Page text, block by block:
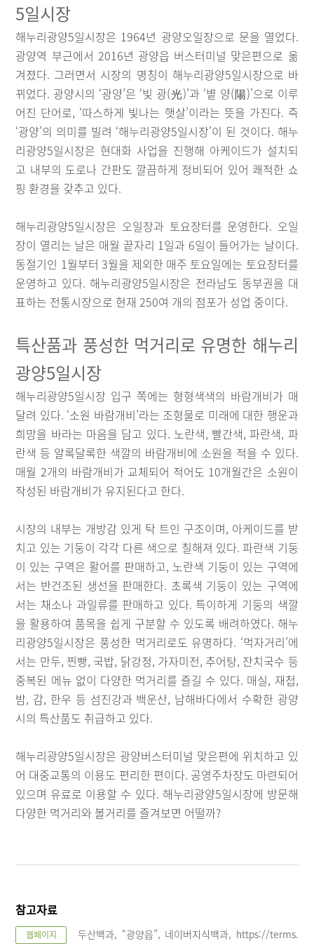
5일시장
해누리광양5일시장은 1964년 광양오일장으로 문을 열었다.
광양역 부근에서 2016년 광양읍 버스터미널 맞은편으로 옮
겨졌다. 그러면서 시장의 명칭이 해누리광양5일시장으로 바
뀌었다. 광양시의 ‘광양’은 ‘빛 광(光)’과 ‘볕 양(陽)’으로 이루
어진 단어로, ‘따스하게 빛나는 햇살’이라는 뜻을 가진다. 즉
‘광양’의 의미를 빌려 ‘해누리광양5일시장’이 된 것이다. 해누
리광양5일시장은 현대화 사업을 진행해 아케이드가 설치되
고 내부의 도로나 간판도 깔끔하게 정비되어 있어 쾌적한 쇼
핑 환경을 갖추고 있다.
해누리광양5일시장은 오일장과 토요장터를 운영한다. 오일
장이 열리는 날은 매월 끝자리 1일과 6일이 들어가는 날이다.
동절기인 1월부터 3월을 제외한 매주 토요일에는 토요장터를
운영하고 있다. 해누리광양5일시장은 전라남도 동부권을 대
표하는 전통시장으로 현재 250여 개의 점포가 성업 중이다.
특산품과 풍성한 먹거리로 유명한 해누리
광양5일시장
해누리광양5일시장 입구 쪽에는 형형색색의 바람개비가 매
달려 있다. ‘소원 바람개비’라는 조형물로 미래에 대한 행운과
희망을 바라는 마음을 담고 있다. 노란색, 빨간색, 파란색, 파
란색 등 알록달록한 색깔의 바람개비에 소원을 적을 수 있다.
매월 2개의 바람개비가 교체되어 적어도 10개월간은 소원이
작성된 바람개비가 유지된다고 한다.
시장의 내부는 개방감 있게 탁 트인 구조이며, 아케이드를 받
치고 있는 기둥이 각각 다른 색으로 칠해져 있다. 파란색 기둥
이 있는 구역은 활어를 판매하고, 노란색 기둥이 있는 구역에
서는 반건조된 생선을 판매한다. 초록색 기둥이 있는 구역에
서는 채소나 과일류를 판매하고 있다. 특이하게 기둥의 색깔
을 활용하여 품목을 쉽게 구분할 수 있도록 배려하였다. 해누
리광양5일시장은 풍성한 먹거리로도 유명하다. ‘먹자거리’에
서는 만두, 찐빵, 국밥, 닭강정, 가자미전, 추어탕, 잔치국수 등
중복된 메뉴 없이 다양한 먹거리를 즐길 수 있다. 매실, 재첩,
밤, 감, 한우 등 섬진강과 백운산, 남해바다에서 수확한 광양
시의 특산품도 취급하고 있다.
해누리광양5일시장은 광양버스터미널 맞은편에 위치하고 있
어 대중교통의 이용도 편리한 편이다. 공영주차장도 마련되어
있으며 유료로 이용할 수 있다. 해누리광양5일시장에 방문해
다양한 먹거리와 볼거리를 즐겨보면 어떨까?
참고자료
웹페이지
두산백과, “광양읍”, 네이버지식백과, https://terms.